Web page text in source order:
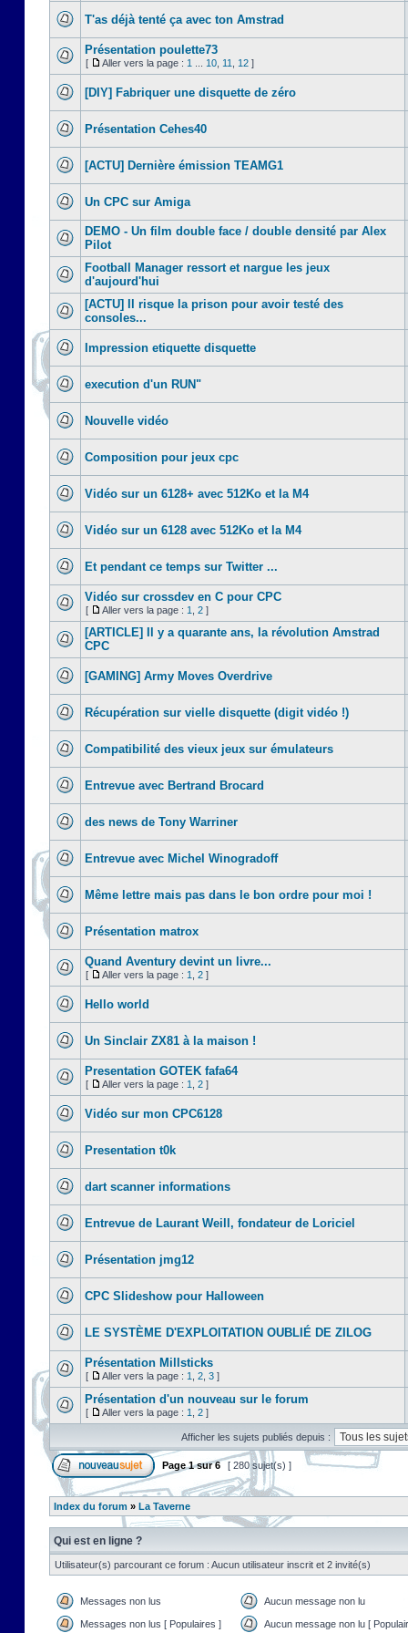
T'as déjà tenté ça avec ton Amstrad
Présentation poulette73
[ Aller vers la page : 1 10 11 12 ]
[DIY] Fabriquer une disquette de zéro
Présentation Cehes40
[ACTU] Dernière émission TEAMG1
Un CPC sur Amiga
DEMO - Un film double face / double densité par Alex
Pilot
Football Manager ressort et nargue les jeux
d'aujourd'hui
[ACTU] Il risque la prison pour avoir testé des
consoles...
Impression etiquette disquette
execution d'un RUN"
Nouvelle vidéo
Composition pour jeux cpc
Vidéo sur un 6128+ avec 512Ko et la M4
Vidéo sur un 6128 avec 512Ko et la M4
Et pendant ce temps sur Twitter ...
Vidéo sur crossdev en C pour CPC
[ Aller vers la page : 1 2 ]
[ARTICLE] Il y a quarante ans, la révolution Amstrad
CPC
[GAMING] Army Moves Overdrive
Récupération sur vielle disquette (digit vidéo !)
Compatibilité des vieux jeux sur émulateurs
Entrevue avec Bertrand Brocard
des news de Tony Warriner
Entrevue avec Michel Winogradoff
Même lettre mais pas dans le bon ordre pour moi !
Présentation matrox
Quand Aventury devint un livre...
[ Aller vers la page : 1 2 ]
Hello world
Un Sinclair ZX81 à la maison !
Presentation GOTEK fafa64
[ Aller vers la page : 1 2 ]
Vidéo sur mon CPC6128
Presentation t0k
dart scanner informations
Entrevue de Laurant Weill, fondateur de Loriciel
Présentation jmg12
CPC Slideshow pour Halloween
LE SYSTÈME D'EXPLOITATION OUBLIÉ DE ZILOG
Présentation Millsticks
[ Aller vers la page : 1 2 3 ]
Présentation d'un nouveau sur le forum
[ Aller vers la page : 1 2 ]
Afficher les sujets publiés depuis :
Page1sur6 [ 280 sujet(s) ]
Index du forum » La Taverne
Qui est en ligne ?
Utilisateur(s) parcourant ce forum : Aucun utilisateur inscrit et 2 invité(s)
Messages non lus Aucun message non lu
Messages non lus [ Populaires ] Aucun message non lu [